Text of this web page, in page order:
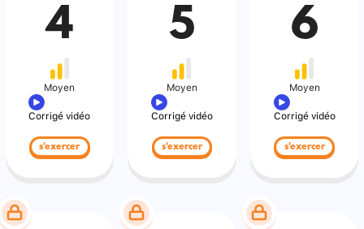
4
Moyen
Corrigé vidéo
s'exercer
5
Moyen
Corrigé vidéo
s'exercer
6
Moyen
Corrigé vidéo
s'exercer